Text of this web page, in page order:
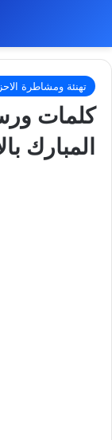
تهنئة ومشاطرة
كلمات
المبارك